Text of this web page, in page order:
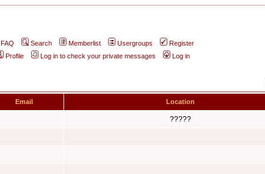
FAQ Search Memberlist Usergroups
Register
Profile
Log in to check your private messages Log in
Email Location
?????